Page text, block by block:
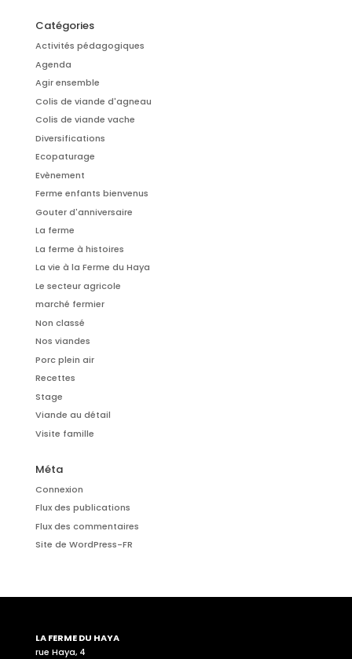
Catégories
Activités pédagogiques
Agenda
Agir ensemble
Colis de viande d'agneau
Colis de viande vache
Diversifications
Ecopaturage
Evènement
Ferme enfants bienvenus
Gouter d'anniversaire
La ferme
La ferme à histoires
La vie à la Ferme du Haya
Le secteur agricole
marché fermier
Non classé
Nos viandes
Porc plein air
Recettes
Stage
Viande au détail
Visite famille
Méta
Connexion
Flux des publications
Flux des commentaires
Site de WordPress-FR
LA FERME DU HAYA
rue Haya, 4